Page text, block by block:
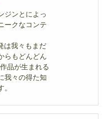
ジンとによっ
ークなコンテ
は我々もまだ
らもどんどん
品が生まれる
我々の得た知